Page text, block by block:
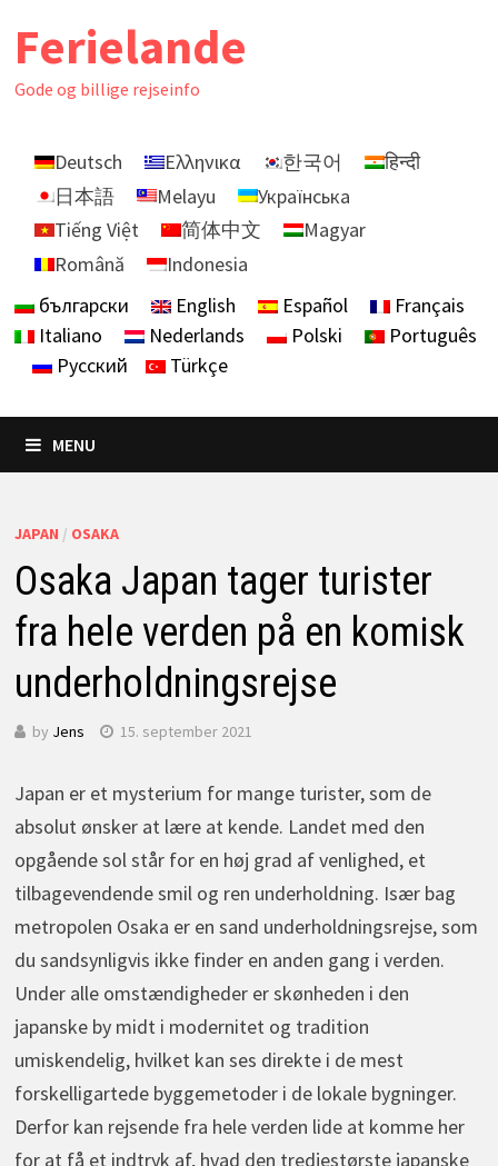
Ferielande
Gode ​​og billige rejseinfo
Deutsch Ελληνικα 한국어
हिन्दी
日本語
Melayu
Українська
Tiếng Việt
简体中文
Magyar
Română
Indonesia
български
English Español
Français
Italiano
Nederlands Polski
Português
Русский
Türkçe
MENU
JAPAN / OSAKA
Osaka Japan tager turister
fra hele verden på en komisk
underholdningsrejse
by Jens 15. september 2021
Japan er et mysterium for mange turister, som de
absolut ønsker at lære at kende. Landet med den
opgående sol står for en høj grad af venlighed, et
tilbagevendende smil og ren underholdning. Især bag
metropolen Osaka er en sand underholdningsrejse, som
du sandsynligvis ikke finder en anden gang i verden.
Under alle omstændigheder er skønheden i den
japanske by midt i modernitet og tradition
umiskendelig, hvilket kan ses direkte i de mest
forskelligartede byggemetoder i de lokale bygninger.
Derfor kan rejsende fra hele verden lide at komme her
for at få et indtryk af, hvad den tredjestørste japanske